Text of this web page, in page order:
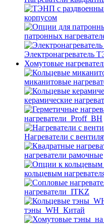
корпусом
патронных
Электронагреватель
Хомутовые
миканитовые
керамические
нагреватели_Proff_BH
Нагреватели с
нагреватели рамочные
кольцевым
нагреватели_ITKZ
тэны_WH_Китай